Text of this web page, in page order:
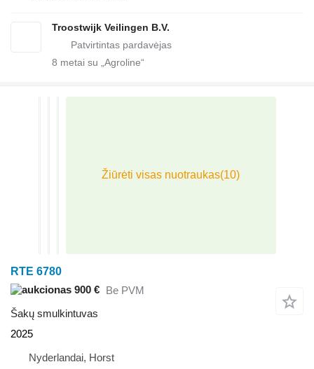
Troostwijk Veilingen B.V.
8 metai su „Agroline“
RTE 6780
900 € Be PVM
Šakų smulkintuvas
2025
Nyderlandai, Horst